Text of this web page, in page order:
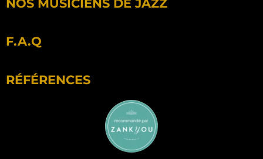
NOS MUSICIENS DE JAZZ
F.A.Q
RÉFÉRENCES